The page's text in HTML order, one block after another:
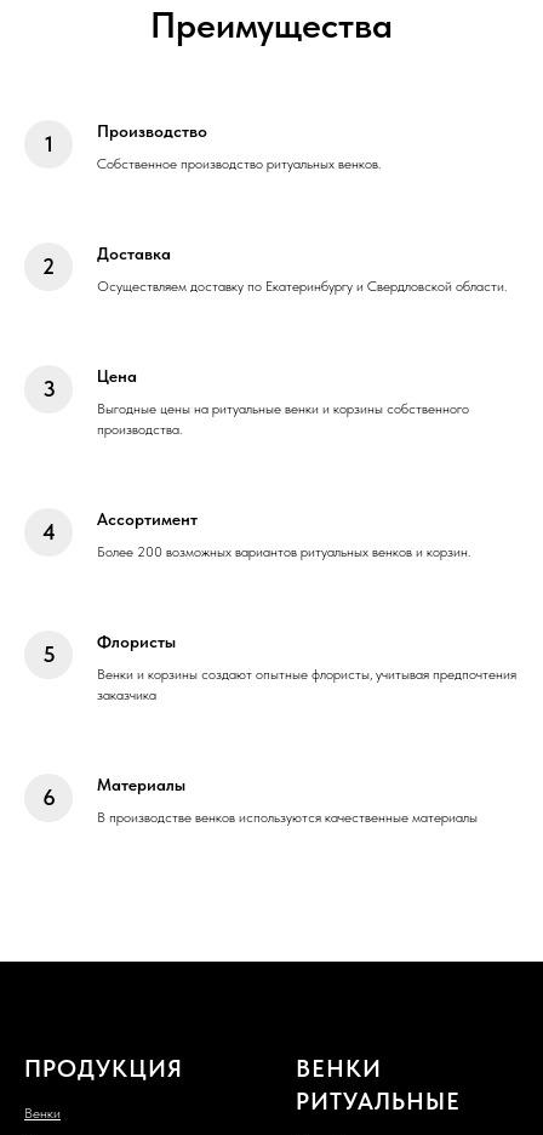
Преимущества
Производство
Собственное производство ритуальных венков.
Доставка
Осуществляем доставку по Екатеринбургу и Свердловской области.
Цена
Выгодные цены на ритуальные венки и корзины собственного
производства.
Ассортимент
Более 200 возможных вариантов ритуальных венков и корзин.
Флористы
Венки и корзины создают опытные флористы, учитывая предпочтения
заказчика
Материалы
В производстве венков используются качественные материалы
ПРОДУКЦИЯ
Венки
ВЕНКИ
РИТУАЛЬНЫЕ